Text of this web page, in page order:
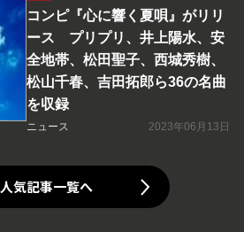
コンピ『心に響く夏唄』がリリ
ース プリプリ、井上陽水、安
全地帯、松田聖子、西城秀樹、
松山千春、吉田拓郎ら36の名曲
を収録
ニュース 2023年06月13日
人気記事一覧へ